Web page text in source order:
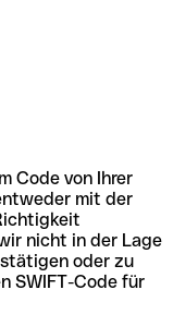
Code von Ihrer
mit der
nicht in der Lage
oder zu
SWIFT-Code für